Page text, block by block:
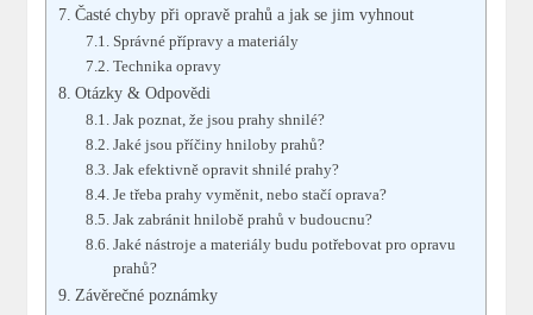
Časté chyby při opravě prahů a jak se jim vyhnout
Správné přípravy a materiály
Technika opravy
Otázky & Odpovědi
Jak poznat, že jsou prahy shnilé?
Jaké jsou příčiny hniloby prahů?
Jak efektivně opravit shnilé prahy?
Je třeba prahy vyměnit, nebo stačí oprava?
Jak zabránit hnilobě prahů v budoucnu?
Jaké nástroje a materiály budu potřebovat pro opravu
prahů?
Závěrečné poznámky